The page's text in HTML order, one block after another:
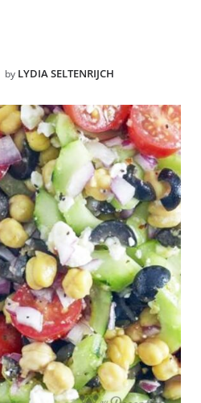
by LYDIA SELTENRIJCH